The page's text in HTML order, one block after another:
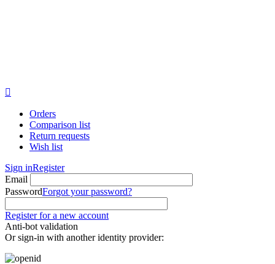

Orders
Comparison list
Return requests
Wish list
Sign inRegister
Email
PasswordForgot your password?
Register for a new account
Anti-bot validation
Or sign-in with another identity provider: